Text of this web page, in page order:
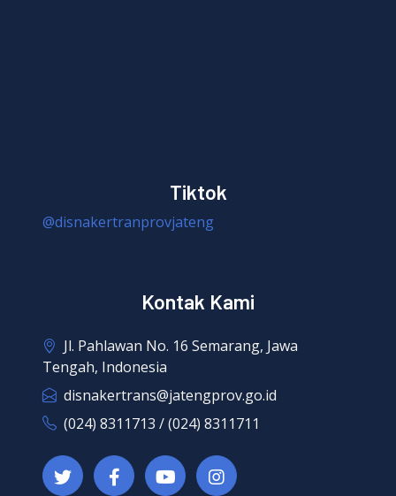
Tiktok
@disnakertranprovjateng
Kontak Kami
Jl. Pahlawan No. 16 Semarang, Jawa
Tengah, Indonesia
disnakertrans@jatengprov.go.id
(024) 8311713 / (024) 8311711